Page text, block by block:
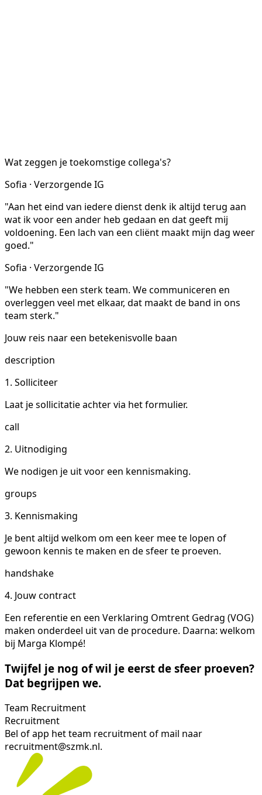
Wat zeggen je toekomstige collega's?
Sofia · Verzorgende IG
"Aan het eind van iedere dienst denk ik altijd terug aan
wat ik voor een ander heb gedaan en dat geeft mij
voldoening. Een lach van een cliënt maakt mijn dag weer
goed."
Sofia · Verzorgende IG
"We hebben een sterk team. We communiceren en
overleggen veel met elkaar, dat maakt de band in ons
team sterk."
Jouw reis naar een betekenisvolle baan
description
1. Solliciteer
Laat je sollicitatie achter via het formulier.
call
2. Uitnodiging
We nodigen je uit voor een kennismaking.
groups
3. Kennismaking
Je bent altijd welkom om een keer mee te lopen of
gewoon kennis te maken en de sfeer te proeven.
handshake
4. Jouw contract
Een referentie en een Verklaring Omtrent Gedrag (VOG)
maken onderdeel uit van de procedure. Daarna: welkom
bij Marga Klompé!
Twijfel je nog of wil je eerst de sfeer proeven?
Dat begrijpen we.
Team Recruitment
Recruitment
Bel of app het team recruitment of mail naar
recruitment@szmk.nl.